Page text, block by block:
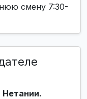
смену 7:30-
Нетании.